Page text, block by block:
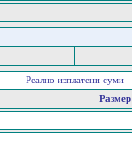
Реално изплатени суми
Размер